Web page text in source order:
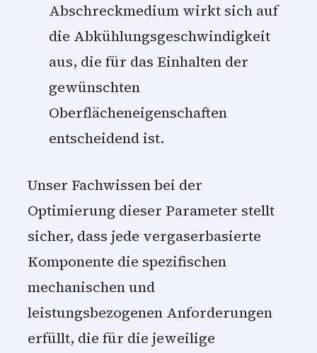
Abschreckmedium wirkt sich auf
die Abkühlungsgeschwindigkeit
aus, die für das Einhalten der
gewünschten
Oberflächeneigenschaften
entscheidend ist.
Unser Fachwissen bei der
Optimierung dieser Parameter stellt
sicher, dass jede vergaserbasierte
Komponente die spezifischen
mechanischen und
leistungsbezogenen Anforderungen
erfüllt, die für die jeweilige